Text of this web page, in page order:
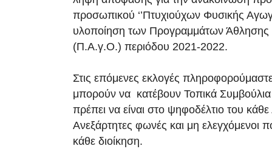
προσωπικού ‘’Πτυχιούχων Φυσικής
υλοποίηση των Προγραμμάτων Άθλησης
(Π.Α.γ.Ο.) περιόδου 2021-2022.
Στις επόμενες εκλογές
μπορούν να κατέβουν Τοπικά
πρέπει να είναι στο ψηφοδέλτιο του
Ανεξάρτητες φωνές και μη ελεγχόμενοι
κάθε διοίκηση.